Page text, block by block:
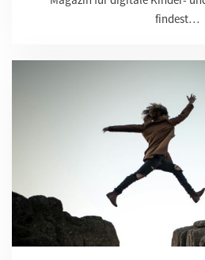
findest…